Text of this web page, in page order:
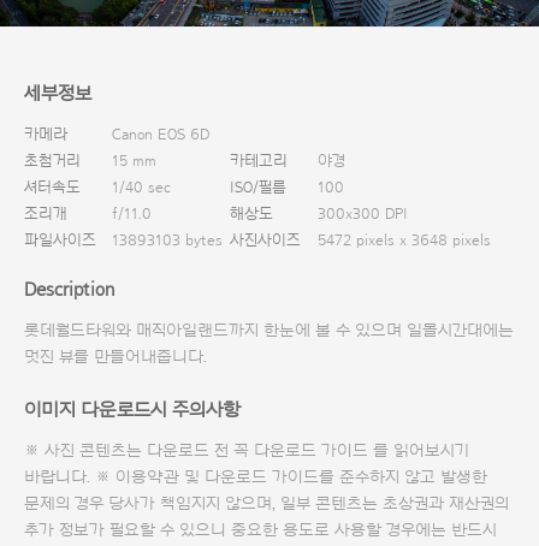
세부정보
카메라
Canon EOS 6D
초첨거리
15 mm 카테고리
야경
셔터속도
1/40 sec ISO/필름
100
조리개
f/11.0 해상도
300x300 DPI
파일사이즈
13893103 bytes 사진사이즈 5472 pixels x 3648 pixels
Description
롯데월드타워와 매직아일랜드까지 한눈에 볼 수 있으며 일몰시간대에는
멋진 뷰를 만들어내줍니다.
이미지 다운로드시 주의사항
※ 사진 콘텐츠는 다운로드 전 꼭 다운로드 가이드 를 읽어보시기
바랍니다. ※ 이용약관 및 다운로드 가이드를 준수하지 않고 발생한
문제의 경우 당사가 책임지지 않으며, 일부 콘텐츠는 초상권과 재산권의
추가 정보가 필요할 수 있으니 중요한 용도로 사용할 경우에는 반드시